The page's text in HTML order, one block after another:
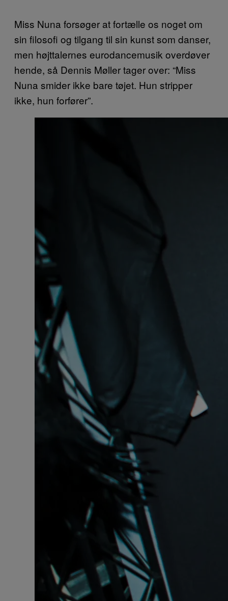
Miss Nuna forsøger at fortælle os noget om
sin filosofi og tilgang til sin kunst som danser,
men højttalernes eurodancemusik overdøver
hende, så Dennis Møller tager over: “Miss
Nuna smider ikke bare tøjet. Hun stripper
ikke, hun forfører”.